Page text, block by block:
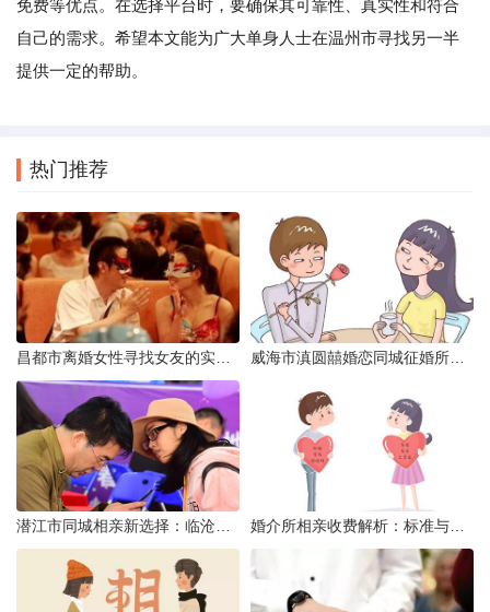
免费等优点。在选择平台时，要确保其可靠性、真实性和符合
自己的需求。希望本文能为广大单身人士在温州市寻找另一半
提供一定的帮助。
热门推荐